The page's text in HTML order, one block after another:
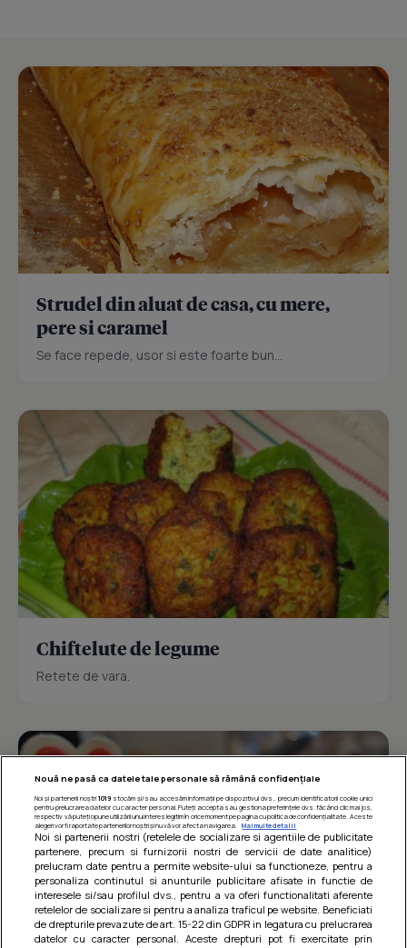
Strudel din aluat de casa, cu mere,
pere si caramel
Se face repede, usor si este foarte bun...
Chiftelute de legume
Retete de vara.
Nouă ne pasă ca datele tale personale să rămână confidențiale
Noi și partenerii noștri 1019stocăm și/sau accesăm informații pe dispozitivul dvs., precum identificatorii cookie unici
pentru prelucrarea datelor cu caracter personal. Puteți accepta sau gestiona preferințele dvs. făcând clic mai jos,
respectiv vă puteți opune utilizării unui interes legitim în orice moment pe pagina cu politica de confidențialitate. Aceste
alegeri vor fi raportate partenerilor noștri și nu vă vor afecta navigarea.
Mai multe detalii
Noi si partenerii nostri (retelele de socializare si agentiile de publicitate
partenere, precum si furnizorii nostri de servicii de date analitice)
prelucram date pentru a permite website-ului sa functioneze, pentru a
personaliza continutul si anunturile publicitare afisate in functie de
interesele si/sau profilul dvs., pentru a va oferi functionalitati aferente
retelelor de socializare si pentru a analiza traficul pe website. Beneficiati
de drepturile prevazute de art. 15-22 din GDPR in legatura cu prelucrarea
datelor cu caracter personal. Aceste drepturi pot fi exercitate prin